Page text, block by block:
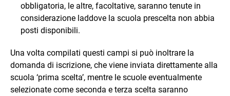
obbligatoria, le altre, facoltative, saranno tenute in
considerazione laddove la scuola prescelta non abbia
posti disponibili.
Una volta compilati questi campi si può inoltrare la
domanda di iscrizione, che viene inviata direttamente alla
scuola ‘prima scelta’, mentre le scuole eventualmente
selezionate come seconda e terza scelta saranno